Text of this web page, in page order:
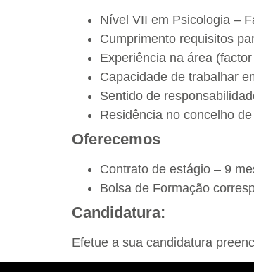
Nível VII em Psicologia –
Cumprimento requisitos
Experiência na área
Capacidade de trabalhar
Sentido de
Residência no concelho
Oferecemos
Contrato de estágio – 9
Bolsa de Formação
Candidatura:
Efetue a sua candidatura